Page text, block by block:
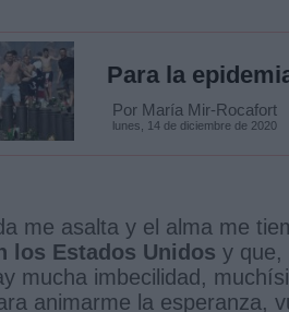
Para la
Por María Mir-Rocafort
lunes, 14 de diciembre de 2020
me asalta y el alma me
los Estados Unidos y que,
mucha imbecilidad,
animarme la esperanza,